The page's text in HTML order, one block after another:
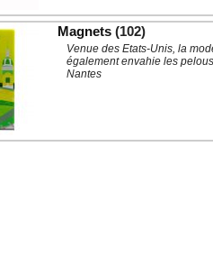
Magnets (102)
Venue des Etats-Unis, la
également envahie les
Nantes